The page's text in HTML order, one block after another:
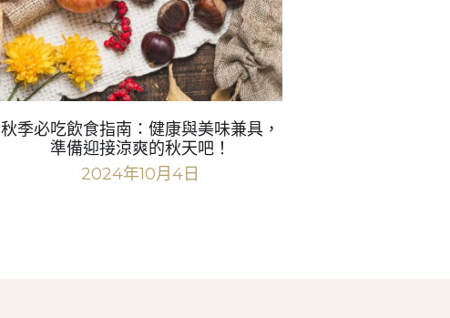
秋季必吃飲食指南：健康與美味兼具，
準備迎接涼爽的秋天吧！
2024年10月4日